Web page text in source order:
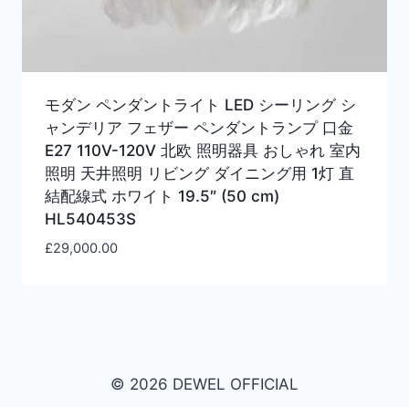
モダン ペンダントライト LED シーリング シ
ャンデリア フェザー ペンダントランプ 口金
E27 110V-120V 北欧 照明器具 おしゃれ 室内
照明 天井照明 リビング ダイニング用 1灯 直
結配線式 ホワイト 19.5″ (50 cm)
HL540453S
£29,000.00
© 2026 DEWEL OFFICIAL